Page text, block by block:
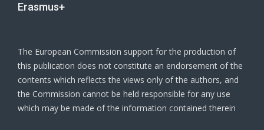
Erasmus+
The European Commission support for the production of
this publication does not constitute an endorsement of the
contents which reflects the views only of the authors, and
the Commission cannot be held responsible for any use
which may be made of the information contained therein